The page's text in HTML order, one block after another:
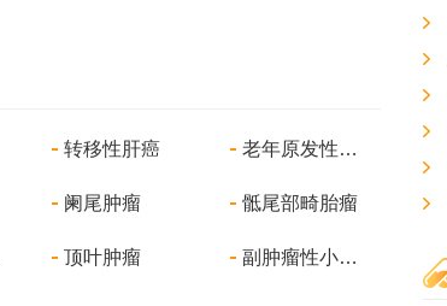
转移性肝癌 老年原发性肝癌
阑尾肿瘤 骶尾部畸胎瘤
顶叶肿瘤 副肿瘤性小脑变性